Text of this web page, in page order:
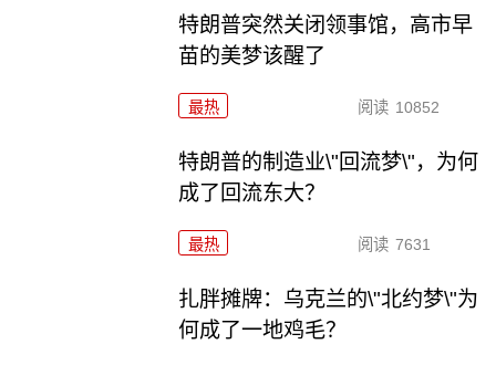
特朗普突然关闭领事馆，高市早
苗的美梦该醒了
最热 阅读 10852
特朗普的制造业\"回流梦\"，为何
成了回流东大？
最热 阅读 7631
扎胖摊牌：乌克兰的\"北约梦\"为
何成了一地鸡毛？